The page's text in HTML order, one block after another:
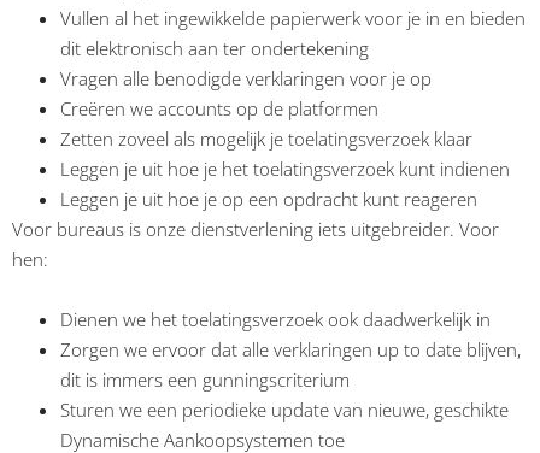
Vullen al het ingewikkelde papierwerk voor je in en bieden
dit elektronisch aan ter ondertekening
Vragen alle benodigde verklaringen voor je op
Creëren we accounts op de platformen
Zetten zoveel als mogelijk je toelatingsverzoek klaar
Leggen je uit hoe je het toelatingsverzoek kunt indienen
Leggen je uit hoe je op een opdracht kunt reageren
Voor bureaus is onze dienstverlening iets uitgebreider. Voor
hen:
Dienen we het toelatingsverzoek ook daadwerkelijk in
Zorgen we ervoor dat alle verklaringen up to date blijven,
dit is immers een gunningscriterium
Sturen we een periodieke update van nieuwe, geschikte
Dynamische Aankoopsystemen toe